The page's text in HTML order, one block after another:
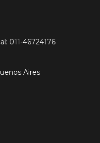
011-46724176
Aires